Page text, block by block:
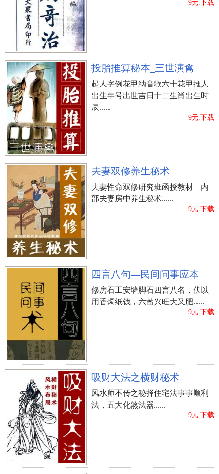
9元.下载
投胎推算秘本_三世演禽
起人字例花甲纳音歌六十花甲推人
出生年号出世吉日十二生肖出生时
辰......
9元.下载
夫妻双修养生秘术
夫妻性命双修研究班函授教材，内
部夫妻房中养生秘术......
9元.下载
四言八句—民间问事应本
修房石工安墙脚石四言八名，伏以
用香燭纸钱，六蓄兴旺大又肥......
9元.下载
吸财大法之横财秘术
风水师不传之秘择住宅法事事顺利
法，五大化煞法器......
9元.下载